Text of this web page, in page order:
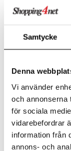
Samtycke
Denna
Vi använder
och annonserna
för sociala
vidarebefordrar
information från
annons- och